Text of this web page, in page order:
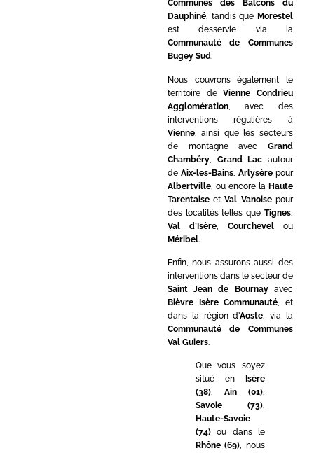
Communes des Balcons du
Dauphiné, tandis que Morestel
est desservie via la
Communauté de Communes
Bugey Sud.
Nous couvrons également le
territoire deVienne Condrieu
Agglomération, avec des
interventions régulières à
Vienne, ainsi que les secteurs
de montagne avec Grand
Chambéry, Grand Lac autour
de Aix-les-Bains, Arlysèrepour
Albertville, ou encore la Haute
TarentaiseetVal Vanoisepour
des localités telles que Tignes
Val d’Isère, Courchevelou
Méribel.
Enfin, nous assurons aussi des
interventions dans le secteur de
Saint Jean de Bournayavec
Bièvre Isère Communauté, et
dans la région d’Aoste, via la
Communauté de Communes
Val Guiers.
Que vous soyez
situé en
Isère
(38), Ain (01),
Savoie (73),
Haute-Savoie
(74)ou dans le
Rhône (69), nous